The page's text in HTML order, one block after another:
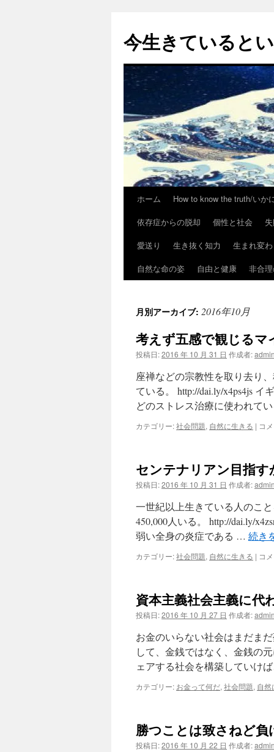
今生きていると
へ
ホーム How to know the truth/いか
依存症からの脱却
個性と社会
愛送り
生き抜く知力 生まれ変わ
自然な命の姿
自由と健康 非合
月別アーカイブ: 2016年10月
考えず五感で観じるマ
投稿日:2016 年 10 月 31 日 作成者:admin
座禅などの宗教性を取り去り
ている。 http://dai.ly/x4ps4js
どのストレス治療に使われて
カテゴリー:社会問題, 自然に生きる | 考
感
で
観
じ
る
マ
イ
ド
ス
は
コ
センテナリアン目指す
投稿日:2016 年 10 月 31 日 作成者:admin
一世紀以上生きている人のこ
450,000人いる。 http://dai.ly/
弱い全身の炎症である … 続き
カテゴリー:社会問題, 自然に生きる | セ
リ
ア
ン
目
指
す
か
は
コ
資本主義社会主義に代
投稿日:2016 年 10 月 27 日 作成者:admin
お金のいらない社会はまだま
して、金銭ではなく、金銭の
ェアする社会を構築していけ
カテゴリー: お金って何だ, 社会問題, 自然
勝つことは致さねど負
投稿日:2016 年 10 月 22 日 作成者:admin